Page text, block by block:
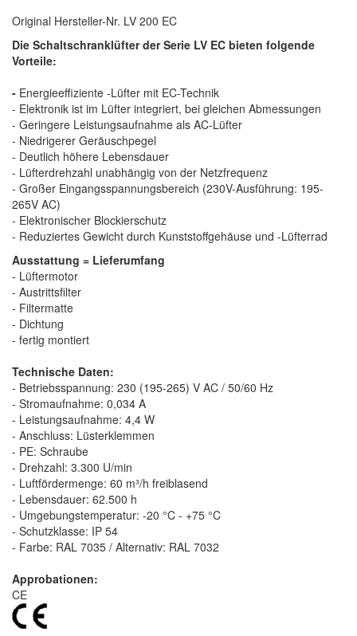
Original Hersteller-Nr. LV 200 EC
Die Schaltschranklüfter der Serie LV EC bieten folgende
Vorteile:
- Energieeffiziente -Lüfter mit EC-Technik
- Elektronik ist im Lüfter integriert, bei gleichen Abmessungen
- Geringere Leistungsaufnahme als AC-Lüfter
- Niedrigerer Geräuschpegel
- Deutlich höhere Lebensdauer
- Lüfterdrehzahl unabhängig von der Netzfrequenz
- Großer Eingangsspannungsbereich (230V-Ausführung: 195-
265V AC)
- Elektronischer Blockierschutz
- Reduziertes Gewicht durch Kunststoffgehäuse und -Lüfterrad
Ausstattung = Lieferumfang
- Lüftermotor
- Austrittsfilter
- Filtermatte
- Dichtung
- fertig montiert
Technische Daten:
- Betriebsspannung: 230 (195-265) V AC / 50/60 Hz
- Stromaufnahme: 0,034 A
- Leistungsaufnahme: 4,4 W
- Anschluss: Lüsterklemmen
- PE: Schraube
- Drehzahl: 3.300 U/min
- Luftfördermenge: 60 m³/h freiblasend
- Lebensdauer: 62.500 h
- Umgebungstemperatur: -20 °C - +75 °C
- Schutzklasse: IP 54
- Farbe: RAL 7035 / Alternativ: RAL 7032
Approbationen:
CE